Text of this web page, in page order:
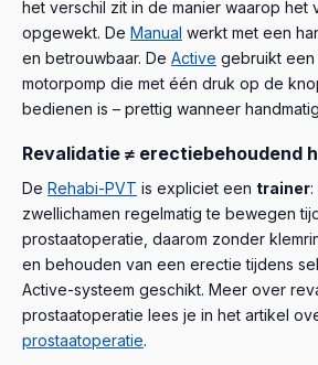
het verschil zit in de manier waarop het
opgewekt. De Manual werkt met een
en betrouwbaar. De Active gebruikt
motorpomp die met één druk op de
bedienen is – prettig wanneer
Revalidatie ≠ erectiebehoudend
De Rehabi-PVT is expliciet een trainer
zwellichamen regelmatig te bewegen
prostaatoperatie, daarom zonder
en behouden van een erectie tijdens
Active-systeem geschikt. Meer over
prostaatoperatie lees je in het artikel
prostaatoperatie.